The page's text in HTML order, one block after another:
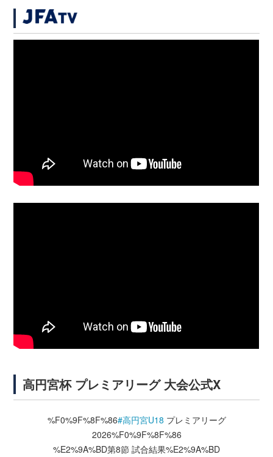
高円宮杯 プレミアリーグ 大会公式X
%F0%9F%8F%86#高円宮U18 プレミアリーグ
2026%F0%9F%8F%86
%E2%9A%BD第8節 試合結果%E2%9A%BD